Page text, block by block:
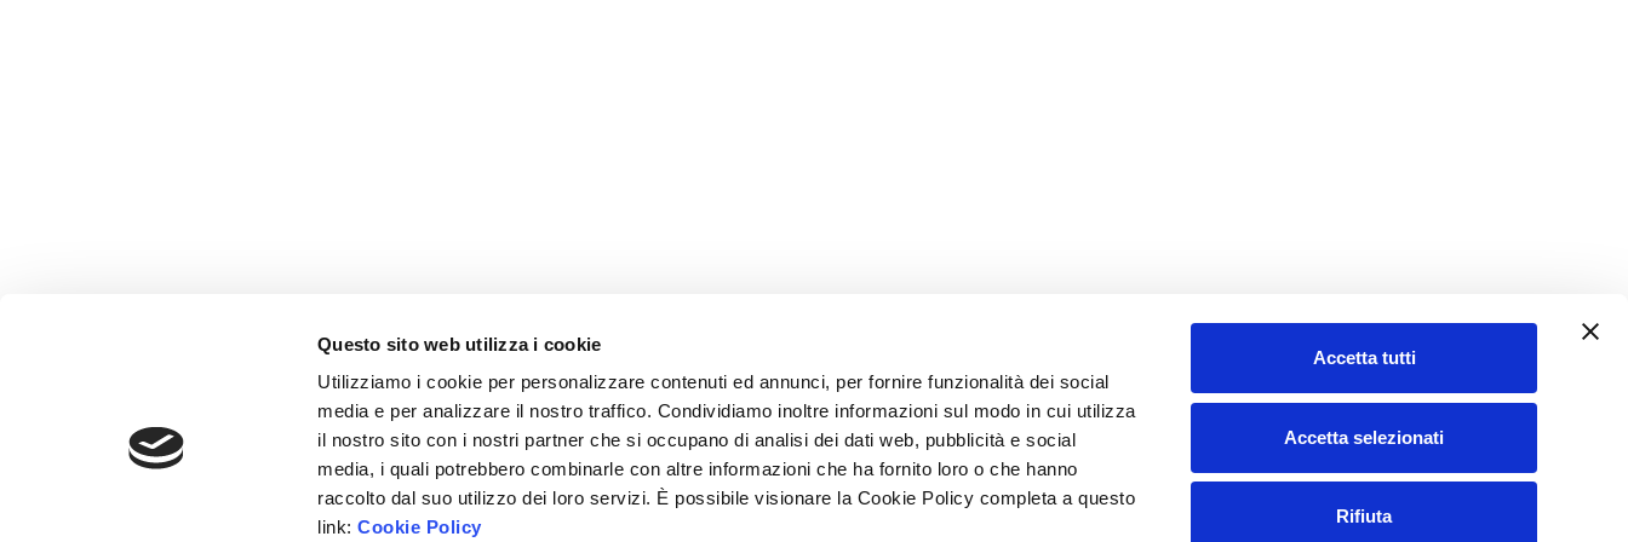
Questo sito web utilizza i cookie
Utilizziamo i cookie per personalizzare contenuti ed annunci, per fornire funzionalità dei social
media e per analizzare il nostro traffico. Condividiamo inoltre informazioni sul modo in cui utilizza
il nostro sito con i nostri partner che si occupano di analisi dei dati web, pubblicità e social
media, i quali potrebbero combinarle con altre informazioni che ha fornito loro o che hanno
raccolto dal suo utilizzo dei loro servizi. È possibile visionare la Cookie Policy completa a questo
link:Cookie Policy
Accetta tutti
Accetta selezionati
Rifiuta